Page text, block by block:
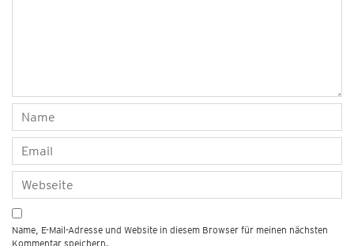
Name, E-Mail-Adresse und Website in diesem Browser für meinen nächsten
Kommentar speichern.